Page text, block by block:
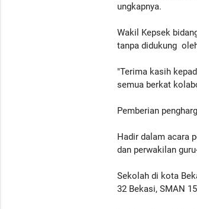
ungkapnya.
Wakil Kepsek
tanpa didukung
"Terima kasih
semua berkat
Pemberian
Hadir dalam acara
dan perwakilan
Sekolah di kota
32 Bekasi, SMAN